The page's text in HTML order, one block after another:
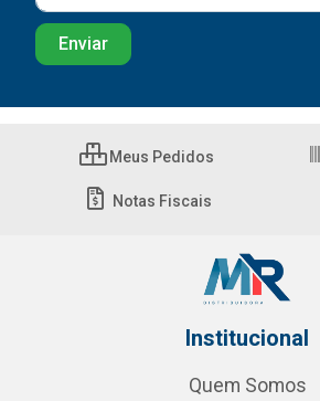
Meus Pedidos
Notas Fiscais
Institucional
Quem Somos